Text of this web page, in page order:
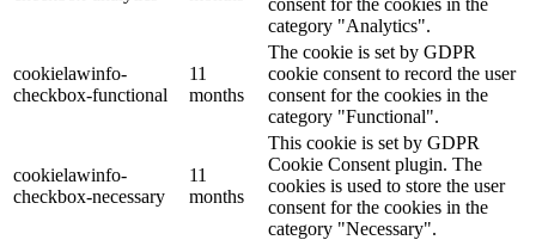
category "Analytics".
cookielawinfo-
checkbox-functional
11
months
The cookie is set by GDPR
cookie consent to record the user
consent for the cookies in the
category "Functional".
cookielawinfo-
checkbox-necessary
11
months
This cookie is set by GDPR
Cookie Consent plugin. The
cookies is used to store the user
consent for the cookies in the
category "Necessary".